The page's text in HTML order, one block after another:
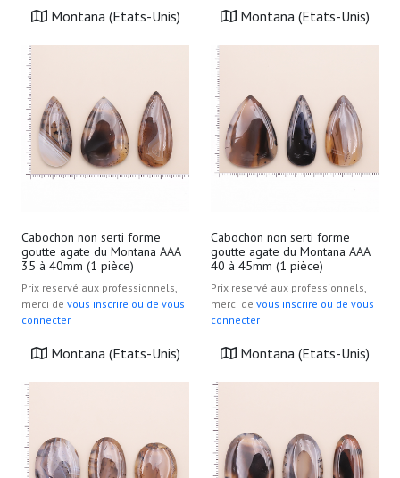
Montana (Etats-Unis) Montana (Etats-Unis)
Cabochon non serti forme
goutte agate du Montana AAA
35 à 40mm (1 pièce)
Prix reservé aux professionnels,
merci de vous inscrire ou de vous
connecter
Montana (Etats-Unis)
Cabochon non serti forme
goutte agate du Montana AAA
40 à 45mm (1 pièce)
Prix reservé aux professionnels,
merci de vous inscrire ou de vous
connecter
Montana (Etats-Unis)